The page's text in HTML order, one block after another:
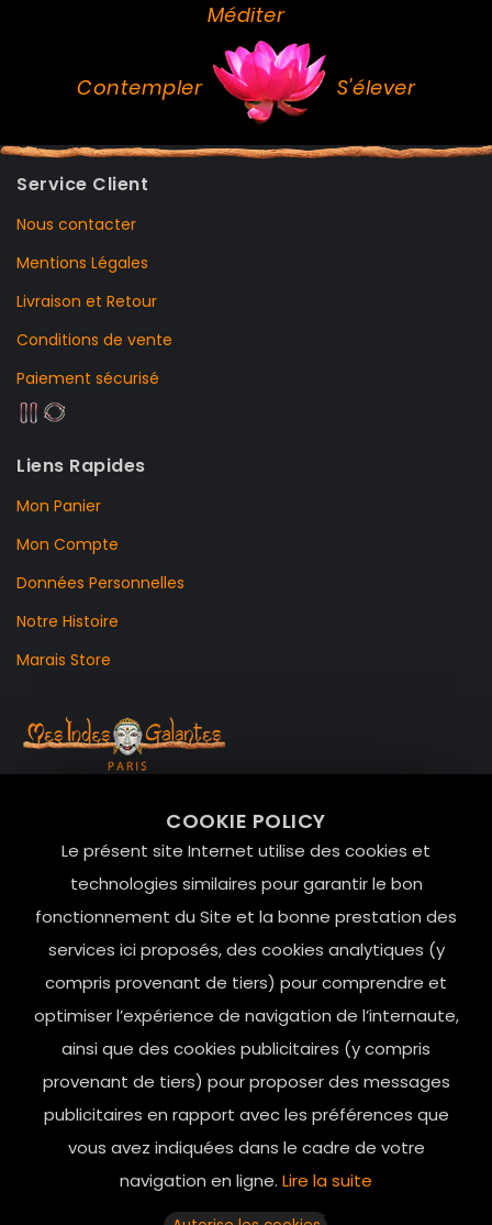
COOKIE POLICY
Le présent site Internet utilise des cookies et
technologies similaires pour garantir le bon
fonctionnement du Site et la bonne prestation des
services ici proposés, des cookies analytiques (y
compris provenant de tiers) pour comprendre et
optimiser l’expérience de navigation de l’internaute,
ainsi que des cookies publicitaires (y compris
provenant de tiers) pour proposer des messages
publicitaires en rapport avec les préférences que
vous avez indiquées dans le cadre de votre
navigation en ligne. Lire la suite
Méditer
Contempler S'élever
Service Client
Nous contacter
Mentions Légales
Livraison et Retour
Conditions de vente
Paiement sécurisé
Liens Rapides
Mon Panier
Mon Compte
Données Personnelles
Notre Histoire
Marais Store
Le Marais, 75004 Paris
contact@mesindesgalantes.com
01.42.72.42.51
Horaires d’ouverture: 11h - 19h30 Du lundi au dimanche